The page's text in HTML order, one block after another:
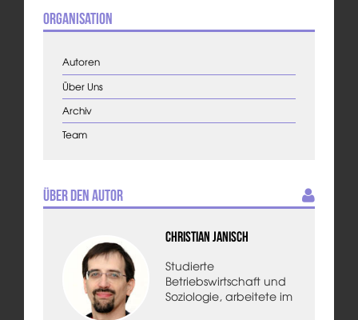
Organisation
Autoren
Über Uns
Archiv
Team
Über den Autor
Christian Janisch
Studierte
Betriebswirtschaft und
Soziologie, arbeitete im